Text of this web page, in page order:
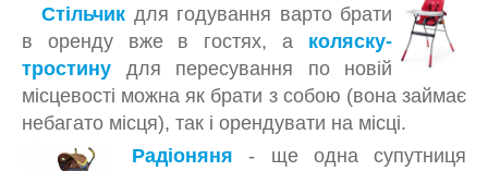
АКЦІЙНІ КОМПЛЕКТИ ТЕХНІКИ
ДИТЯЧІ СВЯТА
Стільчик для годування варто брати
в оренду вже в гостях, а коляску-
тростину для пересування по новій
місцевості можна як брати з собою (вона займає
небагато місця), так і орендувати на місці.
Радіоняня - ще одна супутниця